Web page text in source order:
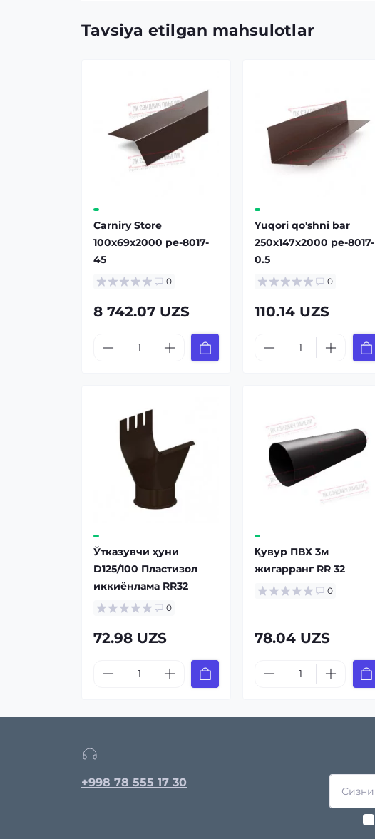
Tavsiya etilgan mahsulotlar
Carniry Store
100x69x2000 pe-8017-
45
0
8 742.07 UZS
Yuqori qo'shni bar
250x147x2000 pe-8017-
0.5
0
110.14 UZS
Ўтказувчи ҳуни
D125/100 Пластизол
иккиёнлама RR32
0
72.98 UZS
Қувур ПВХ 3м
жигарранг RR 32
0
78.04 UZS
+998 78 555 17 30